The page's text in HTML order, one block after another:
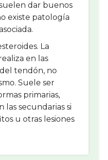
dar buenos
existe patología
La
en las
tendón, no
Suele ser
primarias,
las secundarias si
u otras lesiones